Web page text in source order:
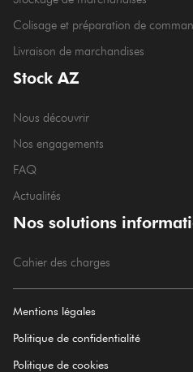
Colisage et préparation de
Livraison de marchandises
Stock AZ
Nous découvrir
Nos engagements
FAQ
Actualités
Nos solutions
Cahier des charges
Mentions légales
Politique de confidentialité
Politique de cookies